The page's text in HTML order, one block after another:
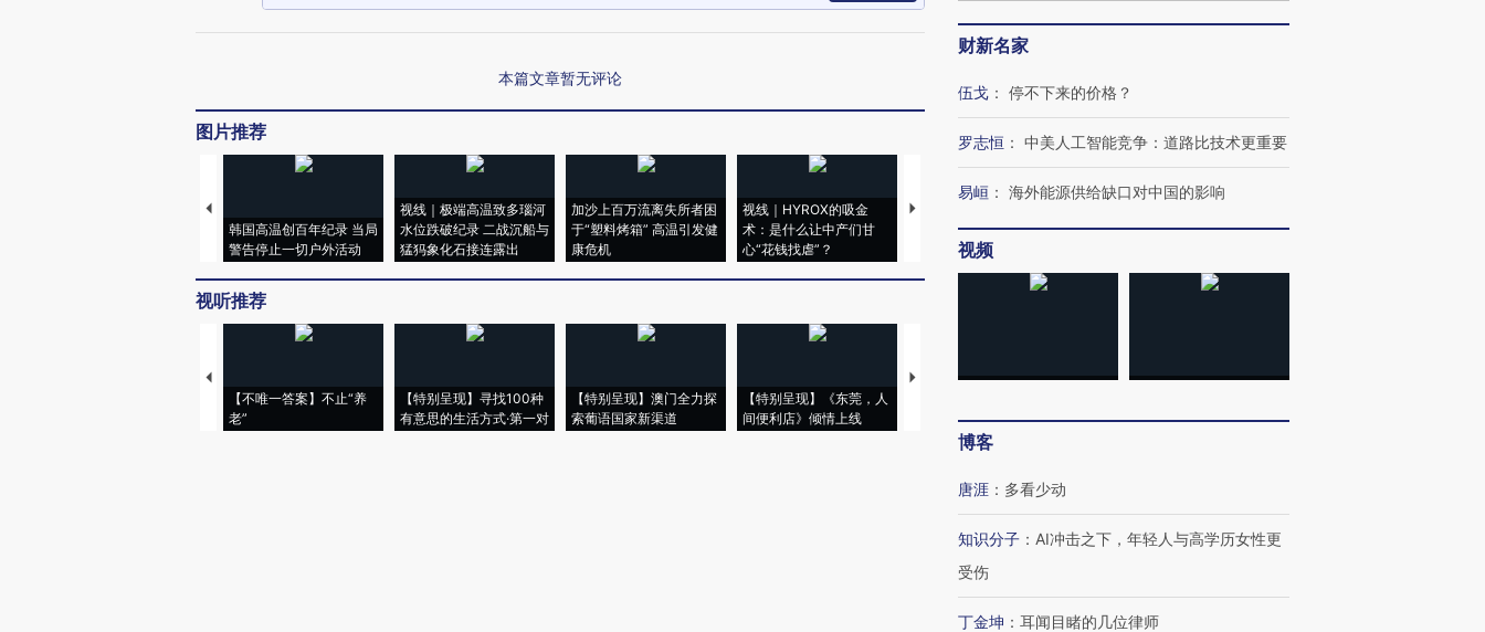
本篇文章暂无评论
图片推荐
韩国高温创百年纪录 当局
警告停止一切户外活动
视线｜极端高温致多瑙河
水位跌破纪录 二战沉船与
猛犸象化石接连露出
加沙上百万流离失所者困
于“塑料烤箱” 高温引发健
康危机
视线｜HYROX的吸金
术：是什么让中产们甘
心“花钱找虐”？
马航飞行员跨国走私7万
粒摇头丸 尿检体内含3种
度Z世代 用街头抗争将教
机”？难民潮撕裂西班牙
视听推荐
【不唯一答案】不止“养
老”
【特别呈现】寻找100种
有意思的生活方式·第一对
【特别呈现】澳门全力探
索葡语国家新渠道
【特别呈现】《东莞，人
间便利店》倾情上线
【推广】走进第四届链博
有意思的生活方式·第三对
【商旅对话】华住集团
住三大增长引擎是什么？
财新名家
伍戈 ： 停不下来的价格？
罗志恒 ： 中美人工智能竞争：道路比技术更重要
易峘 ： 海外能源供给缺口对中国的影响
视频
博客
唐涯 ： 多看少动
知识分子 ： AI冲击之下，年轻人与高学历女性更
受伤
丁金坤 ： 耳闻目睹的几位律师